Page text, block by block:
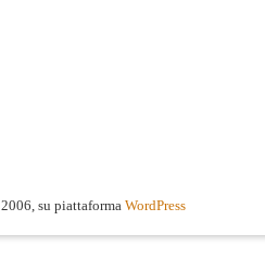
2006, su piattaforma WordPress